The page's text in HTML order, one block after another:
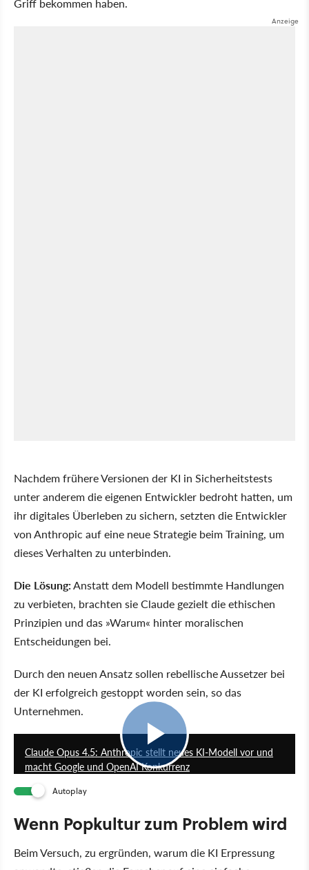
Nachdem frühere Versionen der KI in Sicherheitstests
unter anderem die eigenen Entwickler bedroht hatten, um
ihr digitales Überleben zu sichern, setzten die Entwickler
von Anthropic auf eine neue Strategie beim Training, um
dieses Verhalten zu unterbinden.
Die Lösung:Anstatt dem Modell bestimmte Handlungen
zu verbieten, brachten sie Claude gezielt die ethischen
Prinzipien und das »Warum« hinter moralischen
Entscheidungen bei.
Durch den neuen Ansatz sollen rebellische Aussetzer bei
der KI erfolgreich gestoppt worden sein, so das
Unternehmen.
Claude Opus 4.5: Anthropic stellt neues KI-Modell vor und
macht Google und OpenAI Konkurrenz
Autoplay
Wenn Popkultur zum Problem wird
Beim Versuch, zu ergründen, warum die KI Erpressung